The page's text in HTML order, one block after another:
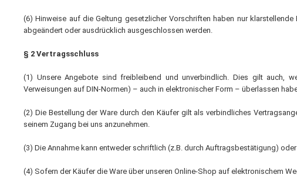
oder Flüssiggas)
Infrarotheizer Gas
Zubehör Heizgeräte
Schläuche und
Abgasführung
sonstiges Zubehör
(6) Hinweise auf die Geltung gesetzlicher Vorschriften haben nur
abgeändert oder ausdrücklich ausgeschlossen werden.
§ 2 Vertragsschluss
(1) Unsere Angebote sind freibleibend und unverbindlich. Dies gilt auch,
Verweisungen auf DIN-Normen) – auch in elektronischer Form – überlassen
(2) Die Bestellung der Ware durch den Käufer gilt als verbindliches
seinem Zugang bei uns anzunehmen.
(3) Die Annahme kann entweder schriftlich (z.B. durch Auftragsbestätigung)
(4) Sofern der Käufer die Ware über unseren Online-Shop auf elektronischem